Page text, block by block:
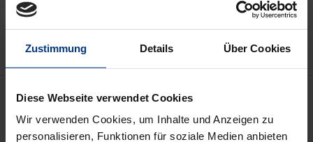
Zustimmung Details Über Cookies
Diese Webseite verwendet Cookies
Wir verwenden Cookies, um Inhalte und Anzeigen zu
personalisieren, Funktionen für soziale Medien anbieten
Zur Wunschliste hinzufügen
Beschreibung
In der entzauberten Welt der Moderne herrscht